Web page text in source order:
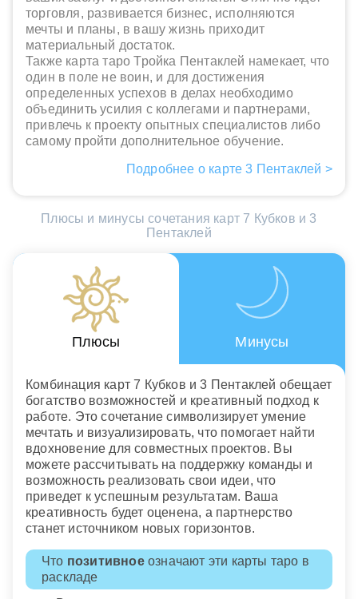
торговля, развивается бизнес, исполняются
мечты и планы, в вашу жизнь приходит
материальный достаток.
Также карта таро Тройка Пентаклей намекает, что
один в поле не воин, и для достижения
определенных успехов в делах необходимо
объединить усилия с коллегами и партнерами,
привлечь к проекту опытных специалистов либо
самому пройти дополнительное обучение.
Подробнее о карте 3 Пентаклей >
Плюсы и минусы сочетания карт 7 Кубков и 3
Пентаклей
Плюсы Минусы
Комбинация карт 7 Кубков и 3 Пентаклей обещает
богатство возможностей и креативный подход к
работе. Это сочетание символизирует умение
мечтать и визуализировать, что помогает найти
вдохновение для совместных проектов. Вы
можете рассчитывать на поддержку команды и
возможность реализовать свои идеи, что
приведет к успешным результатам. Ваша
креативность будет оценена, а партнерство
станет источником новых горизонтов.
Что позитивноеозначают эти карты таро в
раскладе